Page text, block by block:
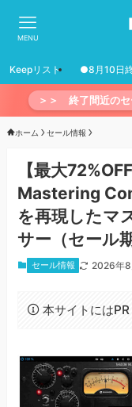
MENU
Keepリスト ●8月10日
＞＞ 終了間近の
ホーム セール情報
【最大
Mastering
を再現したマ
サー（セール
セール情報 2026年8
本サイトには